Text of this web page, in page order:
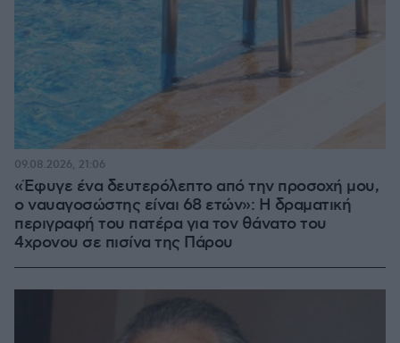
«Έφυγε ένα δευτερόλεπτο από την προσοχή μου,
ο ναυαγοσώστης είναι 68 ετών»: Η δραματική
περιγραφή του πατέρα για τον θάνατο του
4χρονου σε πισίνα της Πάρου
09.08.2026, 21:06